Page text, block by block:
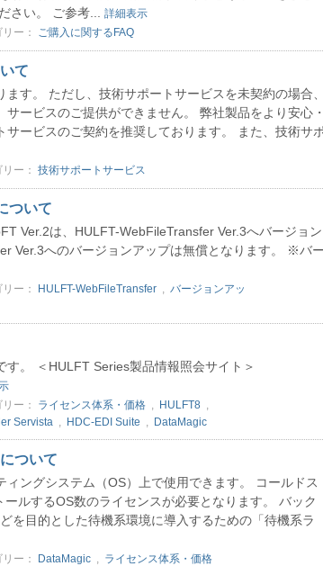
さい。 ご参考...
詳細表示
ー： ご購入に関するFAQ
て
す。 ただし、技術サポートサービスを未契約の場合、
ービスのご提供ができません。 弊社製品をより安心・
ービスのご契約を推奨しております。 また、技術サ
ー： 技術サポートサービス
ついて
Ver.2は、HULFT-WebFileTransfer Ver.3へバージョン
Ver.3へのバージョンアップは無償となります。 ※バー
ー： HULFT-WebFileTransfer , バージョンアッ
す。 ＜HULFT Series製品情報照会サイト＞
ー： ライセンス体系・価格 , HULFT8 ,
Servista , HDC-EDI Suite , DataMagic
ついて
ングシステム（OS）上で使用できます。 コールドス
ルするOS数のライセンスが必要となります。 バック
を目的とした待機系環境に導入するための「待機系ラ
ー： DataMagic , ライセンス体系・価格